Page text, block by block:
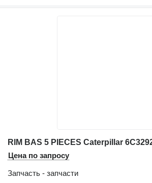
Цена по запросу
Запчасть - запчасти